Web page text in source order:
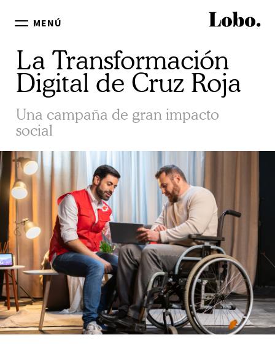
MENÚ
La Transformación
Digital de Cruz Roja
Una campaña de gran impacto
social